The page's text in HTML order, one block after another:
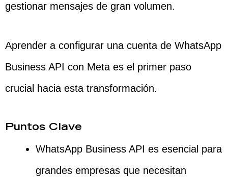
gestionar mensajes de gran volumen.
Aprender a configurar una cuenta de WhatsApp
Business API con Meta es el primer paso
crucial hacia esta transformación.
Puntos Clave
WhatsApp Business API es esencial para
grandes empresas que necesitan